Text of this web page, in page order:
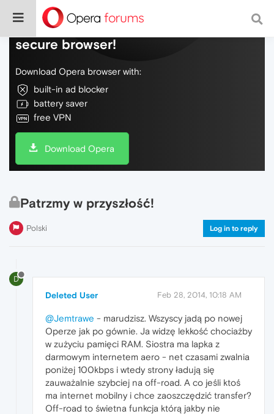
Do more on the web, with a fast and
secure browser!
Download Opera browser with:
built-in ad blocker
battery saver
free VPN
Download Opera
Patrzmy w przyszłość!
Polski Log in to reply
D
Deleted User Feb 28, 2014, 10:18 AM
@Jemtrawe - marudzisz. Wszyscy jadą po nowej
Operze jak po gównie. Ja widzę lekkość chociażby
w zużyciu pamięci RAM. Siostra ma lapka z
darmowym internetem aero - net czasami zwalnia
poniżej 100kbps i wtedy strony ładują się
zauważalnie szybciej na off-road. A co jeśli ktoś
ma internet mobilny i chce zaoszczędzić transfer?
Off-road to świetna funkcja którą jakby nie